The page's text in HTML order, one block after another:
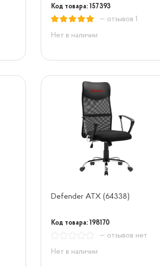
Код товара: 157393
— отзывов 1
Нет в наличии
Defender ATX (64338)
Код товара: 198170
— отзывов нет
Нет в наличии